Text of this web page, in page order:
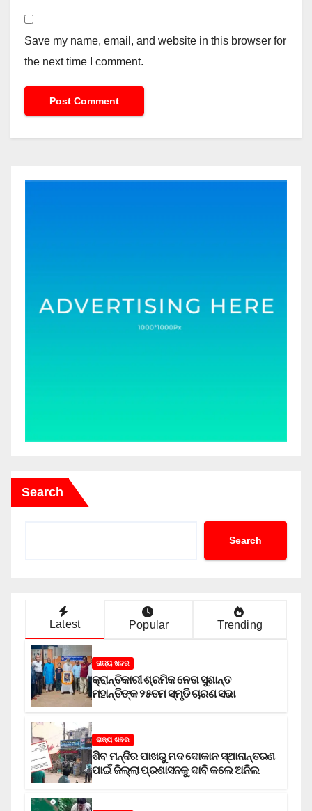
Save my name, email, and website in this browser for
the next time I comment.
Search
Search
Latest Popular Trending
ରାଜ୍ୟ ଖବର
କ୍ରାନ୍ତିକାରୀ ଶ୍ରମିକ ନେତା ସୁଶାନ୍ତ
ମହାନ୍ତିଙ୍କ ୨୫ତମ ସ୍ମୃତି ଚାରଣ ସଭା
ରାଜ୍ୟ ଖବର
ଶିବ ମନ୍ଦିର ପାଖରୁ ମଦ ଦୋକାନ ସ୍ଥାନାନ୍ତରଣ
ପାଇଁ ଜିଲ୍ଲା ପ୍ରଶାସନକୁ ଦାବି କଲେ ଅନିଲ